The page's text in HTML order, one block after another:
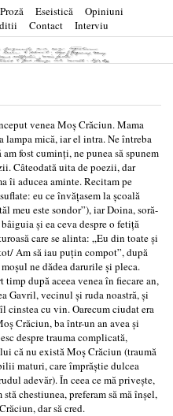
Proză Eseistică
Opiniuni
Contact Interviu
venea Moş Crăciun. Mama
lampa mică, iar el intra. Ne întreba
am fost cuminţi, ne punea să spunem
Câteodată uita de poezii, dar
îi aducea aminte. Recitam pe
eu ce învăţasem la şcoală
meu este sondor”), iar Doina, soră-
bâiguia şi ea ceva despre o fetiţă
care se alinta: „Eu din toate şi
Am să iau puţin compot”, după
moşul ne dădea darurile şi pleca.
timp după aceea venea în fiecare an,
Gavril, vecinul şi ruda noastră, şi
cinstea cu vin. Oarecum ciudat era
Crăciun, ba într-un an avea şi
despre trauma complicată,
că nu există Moş Crăciun (traumă
maturi, care împrăştie dulcea
adevăr). În ceea ce mă priveşte,
chestiunea, preferam să mă înşel,
dar să cred.